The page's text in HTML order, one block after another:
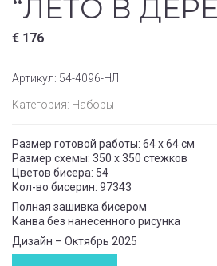
“ЛЕТО В
€ 176
Артикул: 54-4096-НЛ
Категория: Наборы
Размер готовой работы: 64 x 64 см
Размер схемы: 350 x 350 стежков
Цветов бисера: 54
Кол-во бисерин: 97343
Полная зашивка бисером
Канва без нанесенного рисунка
Дизайн – Октябрь 2025